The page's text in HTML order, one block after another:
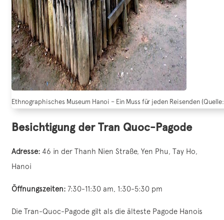
Ethnographisches Museum Hanoi – Ein Muss für jeden Reisenden
Besichtigung der Tran Quoc-Pagode
Adresse: 46 in der Thanh Nien Straße, Yen Phu, Tay Ho,
Hanoi
Öffnungszeiten: 7:30-11:30 am 1:30-5:30 pm
Die Tran-Quoc-Pagode gilt als die älteste Pagode Hanois